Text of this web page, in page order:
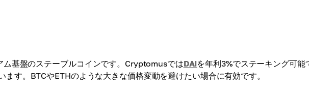
ム基盤のステーブルコインです。CryptomusではDAIを年利3%でステーキング可能
す。BTCやETHのような大きな価格変動を避けたい場合に有効です。